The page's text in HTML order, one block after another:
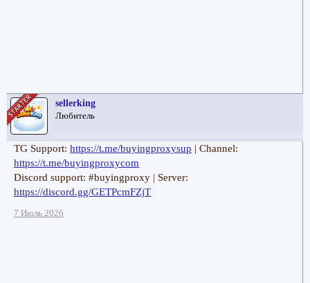
sellerking
Любитель
TG Support: https://t.me/buyingproxysup | Channel:
https://t.me/buyingproxycom
Discord support: #buyingproxy | Server:
https://discord.gg/GETPcmFZjT
7 Июль 2026